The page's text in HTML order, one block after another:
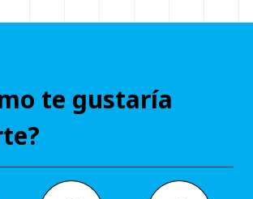
te gustaría